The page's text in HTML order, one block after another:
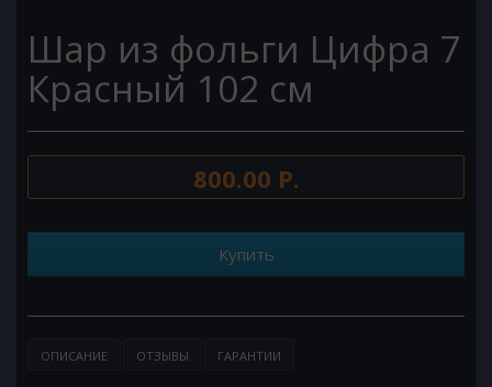
Шар из фольги Цифра 7
Красный 102 см
800.00 Р.
Купить
ОПИСАНИЕ ОТЗЫВЫ ГАРАНТИИ